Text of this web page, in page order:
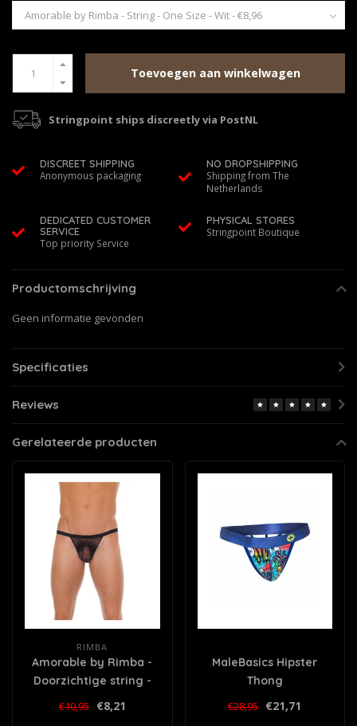
Toevoegen aan winkelwagen
Stringpoint ships discreetly via PostNL
DISCREET SHIPPING
Anonymous packaging
NO DROPSHIPPING
Shipping from The
Netherlands
DEDICATED CUSTOMER
SERVICE
Top priority Service
PHYSICAL STORES
Stringpoint Boutique
Productomschrijving
Geen informatie gevonden
Specificaties
Reviews
Gerelateerde producten
RIMBA
Amorable by Rimba -
Doorzichtige string -
One Size - Zwart
€10,95 €8,21
MaleBasics Hipster
Thong
€28,95 €21,71